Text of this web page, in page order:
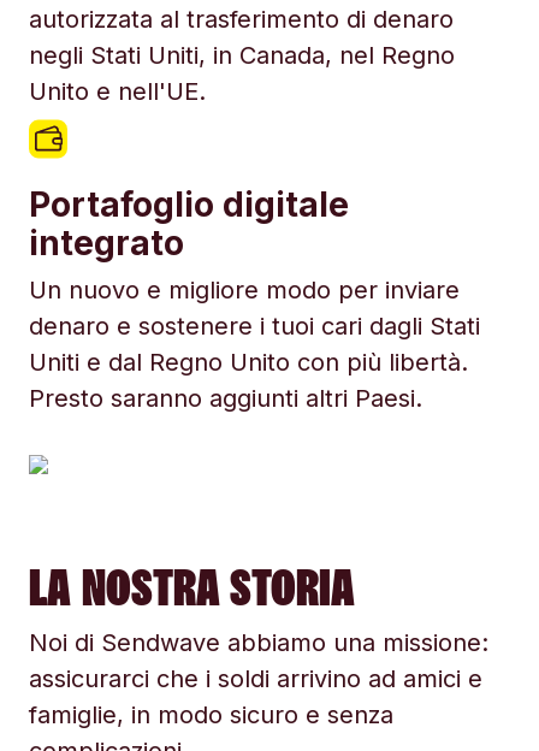
autorizzata al trasferimento di denaro
negli Stati Uniti, in Canada, nel Regno
Unito e nell'UE.
Portafoglio digitale
integrato
Un nuovo e migliore modo per inviare
denaro e sostenere i tuoi cari dagli Stati
Uniti e dal Regno Unito con più libertà.
Presto saranno aggiunti altri Paesi.
LA NOSTRA STORIA
Noi di Sendwave abbiamo una missione:
assicurarci che i soldi arrivino ad amici e
famiglie, in modo sicuro e senza